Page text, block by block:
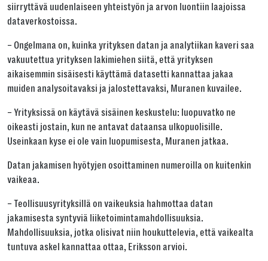
siirryttävä uudenlaiseen yhteistyön ja arvon luontiin laajoissa
dataverkostoissa.
– Ongelmana on, kuinka yrityksen datan ja analytiikan kaveri saa
vakuutettua yrityksen lakimiehen siitä, että yrityksen
aikaisemmin sisäisesti käyttämä datasetti kannattaa jakaa
muiden analysoitavaksi ja jalostettavaksi, Muranen kuvailee.
– Yrityksissä on käytävä sisäinen keskustelu: luopuvatko ne
oikeasti jostain, kun ne antavat dataansa ulkopuolisille.
Useinkaan kyse ei ole vain luopumisesta, Muranen jatkaa.
Datan jakamisen hyötyjen osoittaminen numeroilla on kuitenkin
vaikeaa.
– Teollisuusyrityksillä on vaikeuksia hahmottaa datan
jakamisesta syntyviä liiketoimintamahdollisuuksia.
Mahdollisuuksia, jotka olisivat niin houkuttelevia, että vaikealta
tuntuva askel kannattaa ottaa, Eriksson arvioi.